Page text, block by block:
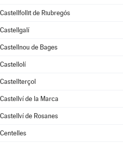
Castellfollit de Riubregós
Castellgalí
Castellnou de Bages
Castellolí
Castellterçol
Castellví de la Marca
Castellví de Rosanes
Centelles